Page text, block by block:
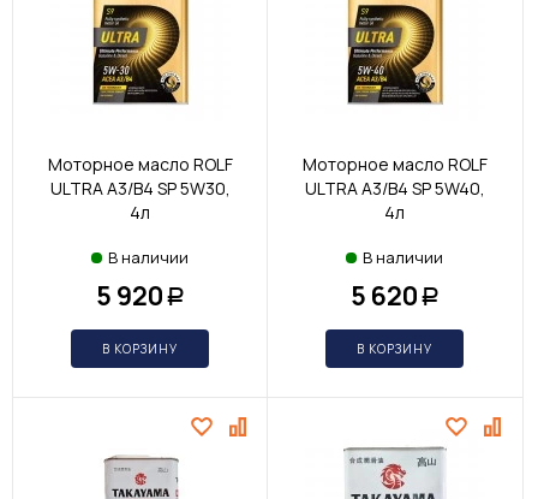
Моторное масло ROLF
ULTRA A3/B4 SP 5W30,
4л
В наличии
5 920 Р
В КОРЗИНУ
Моторное масло ROLF
ULTRA A3/B4 SP 5W40,
4л
В наличии
5 620 Р
В КОРЗИНУ